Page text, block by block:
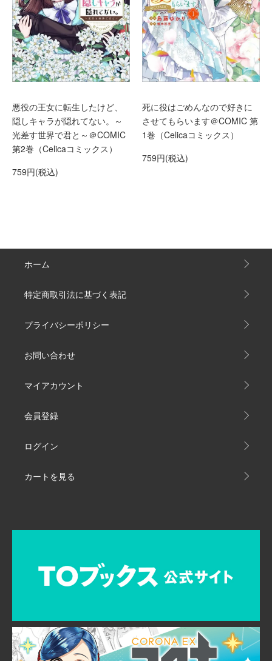
悪役の王女に転生したけど、
隠しキャラが隠れてない。～
光差す世界で君と～＠COMIC
第2巻（Celicaコミックス）
759円(税込)
死に役はごめんなので好きに
させてもらいます＠COMIC 第
1巻（Celicaコミックス）
759円(税込)
ホーム
特定商取引法に基づく表記
プライバシーポリシー
お問い合わせ
マイアカウント
会員登録
ログイン
カートを見る